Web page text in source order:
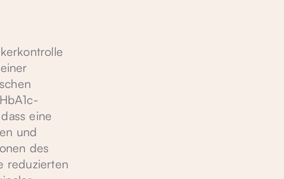
eine
und
des
reduzierten